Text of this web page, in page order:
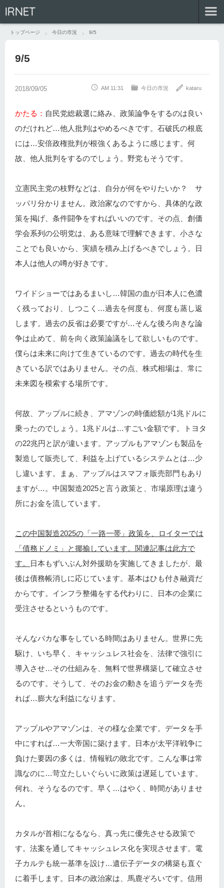
IRNET
トップページ 今日の市況 9/5
9/5
AM 11:31 今日の市況 kataru
かたる： 自民党総裁選に絡み、政策論争をするのは良い
のだけれど…他人批判はやめるべきです。石破氏の根底
には…安倍政権批判が根強くあるように感じます。何
故、他人批判をするのでしょう。野党もそうです。
立憲民主党の枝野などは、自分が何をやりたいか？ サ
ッパリ分かりません。政治家なのですから、具体的な政
策を掲げ、条件闘争をすればいいのです。その点、創価
学会系列の公明党は、ある意味で理解できます。小さな
ことでも良いから、実績を積み上げるべきでしょう。日
本人は他人の噂が好きです。
ワイドショーではあるまいし…韓国の血が日本人に色濃
く残っており、しつこく…過去を何度も、何度も蒸し返
します。過去の反省は必要ですが…そんな後ろ向きな論
争は止めて、前を向く政策論議をして欲しいものです。
僕らは未来に向けて生きているのです。過去の時代を生
きている訳ではありません。その点、株式相場は、常に
未来図を模索する場所です。
何故、アップルに続き、アマゾンの時価総額が1兆ドルに
乗ったのでしょう。1兆ドルは…すごい金額です。トヨタ
の22兆円と訳が違います。アップルもアマゾンも製品を
製造して販売して、利益を上げているシステムとは…少
し違います。まぁ、アップルはスマフォ販売部門もあり
ますが…。中国製造2025と言う政策と、市場原理は違う
所にお金を流しています。
この中国製造2025の「一路一帯」政策を、ロイターでは
「債務ドノミ」と揶揄しています。関連記事は此方で
す。
日本もずいぶん対外援助を実施してきましたが、最
後は債務帳消しに応じています。基本はひも付き融資だ
からです。インフラ整備をする代わりに、日本の企業に
受注させるというものです。
そんなバカな事をしている時間はありません。世界に先
駆け、いち早く、キャッシュレス社会を、法律で強引に
導入させ…その仕組みを、無料で世界構築して確立させ
るのです。そうして、そのお金の動きを追うデータを売
れば…膨大な利益になります。
アップルやアマゾンは、その様な企業です。データを手
中にすれば…一大帝国に築けます。日本が太平洋戦争に
負けた要因の多くは、情報戦の敗北です。こんな事は常
識なのに…苛立たしいぐらいに政策は遅延しています。
何れ、そうなるのです。早く…はやく、時間がありませ
ん。
カタルが首相になるなら、真っ先に優先させる政策で
す。法案を通してキャッシュレス化を実現させます。電
子カルテも統一基準を設け…遺伝子データの構築も直ぐ
に着手します。日本の政治家は、馬鹿ぞろいです。信用